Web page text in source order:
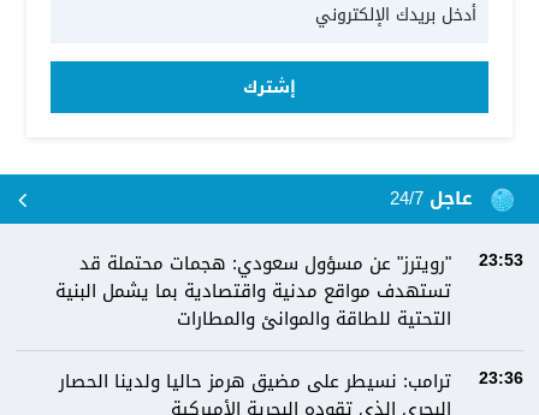
إشترك
عاجل 24/7
23:53
"رويترز" عن مسؤول سعودي: هجمات محتملة قد
تستهدف مواقع مدنية واقتصادية بما يشمل البنية
التحتية للطاقة والموانئ والمطارات
23:36
ترامب: نسيطر على مضيق هرمز حاليا ولدينا الحصار